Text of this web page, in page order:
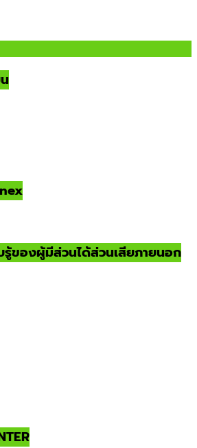
รู้ของผู้มีส่วนได้ส่วนเสียภายนอก